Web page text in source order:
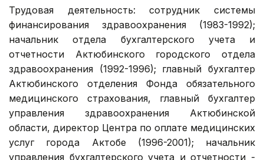
Трудовая деятельность: сотрудник системы
финансирования здравоохранения (1983-1992);
начальник отдела бухгалтерского учета и
отчетности Актюбинского городского отдела
здравоохранения (1992-1996); главный бухгалтер
Актюбинского отделения Фонда обязательного
медицинского страхования, главный бухгалтер
управления здравоохранения Актюбинской
области, директор Центра по оплате медицинских
услуг города Актобе (1996-2001); начальник
управления бухгалтерского учета и отчетности -